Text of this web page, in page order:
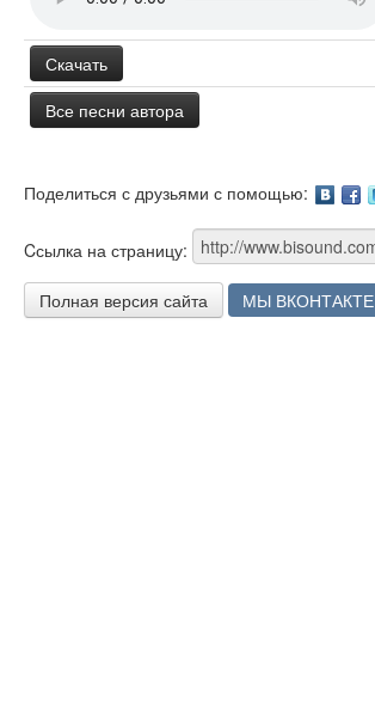
Скачать
Все песни автора
Поделиться с друзьями с помощью:
Cсылка на страницу:
Полная версия сайта МЫ ВКОНТАКТЕ